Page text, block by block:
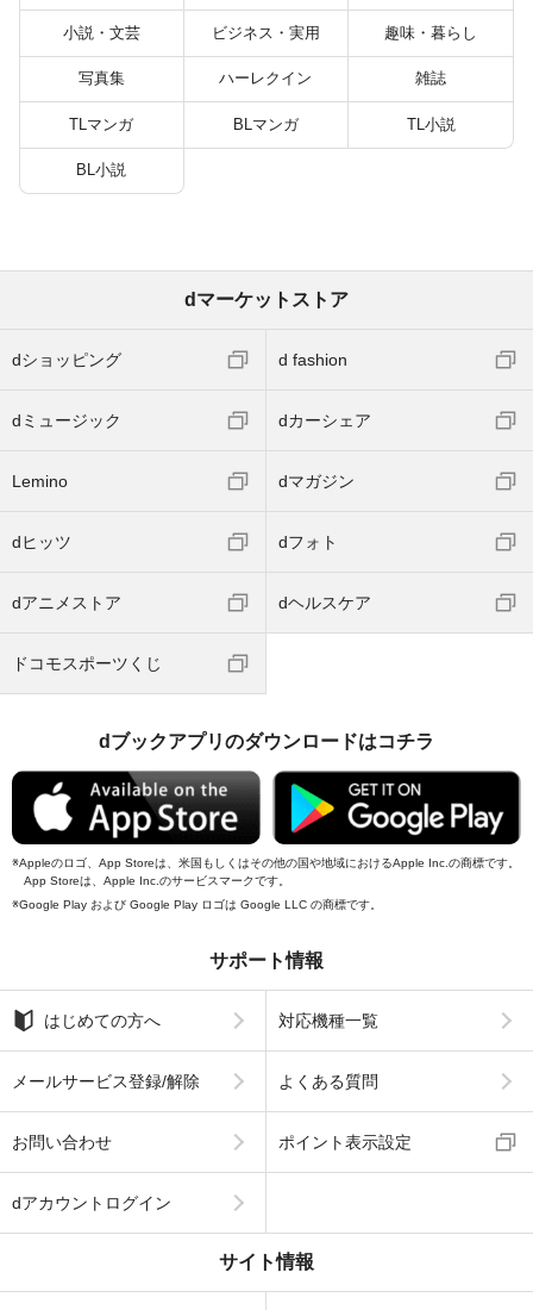
小説・文芸 ビジネス・実用 趣味・暮らし
写真集 ハーレクイン 雑誌
TLマンガ BLマンガ TL小説
BL小説
dマーケットストア
dショッピング d fashion
dミュージック dカーシェア
Lemino dマガジン
dヒッツ dフォト
dアニメストア dヘルスケア
ドコモスポーツくじ
dブックアプリのダウンロードはコチラ
Appleのロゴ、App Storeは、米国もしくはその他の国や地域におけるApple Inc.の商標です。
App Storeは、Apple Inc.のサービスマークです。
Google Play および Google Play ロゴは Google LLC の商標です。
サポート情報
はじめての方へ 対応機種一覧
メールサービス登録/解除 よくある質問
お問い合わせ ポイント表示設定
dアカウントログイン
サイト情報